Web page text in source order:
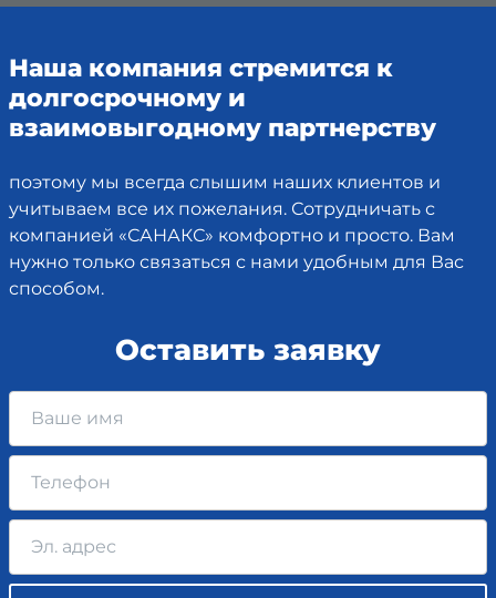
Наша компания стремится к
долгосрочному и
взаимовыгодному партнерству
поэтому мы всегда слышим наших клиентов и
учитываем все их пожелания. Сотрудничать с
компанией «САНАКС» комфортно и просто. Вам
нужно только связаться с нами удобным для Вас
способом.
Оставить заявку